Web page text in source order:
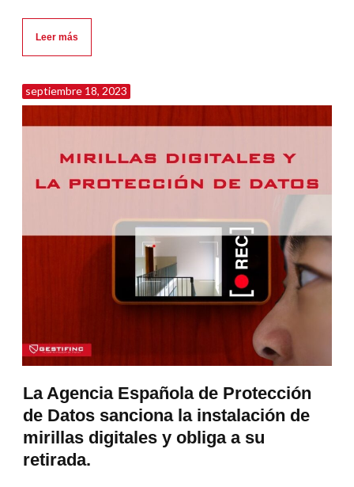
Leer más
septiembre 18, 2023
La Agencia Española de Protección
de Datos sanciona la instalación de
mirillas digitales y obliga a su
retirada.